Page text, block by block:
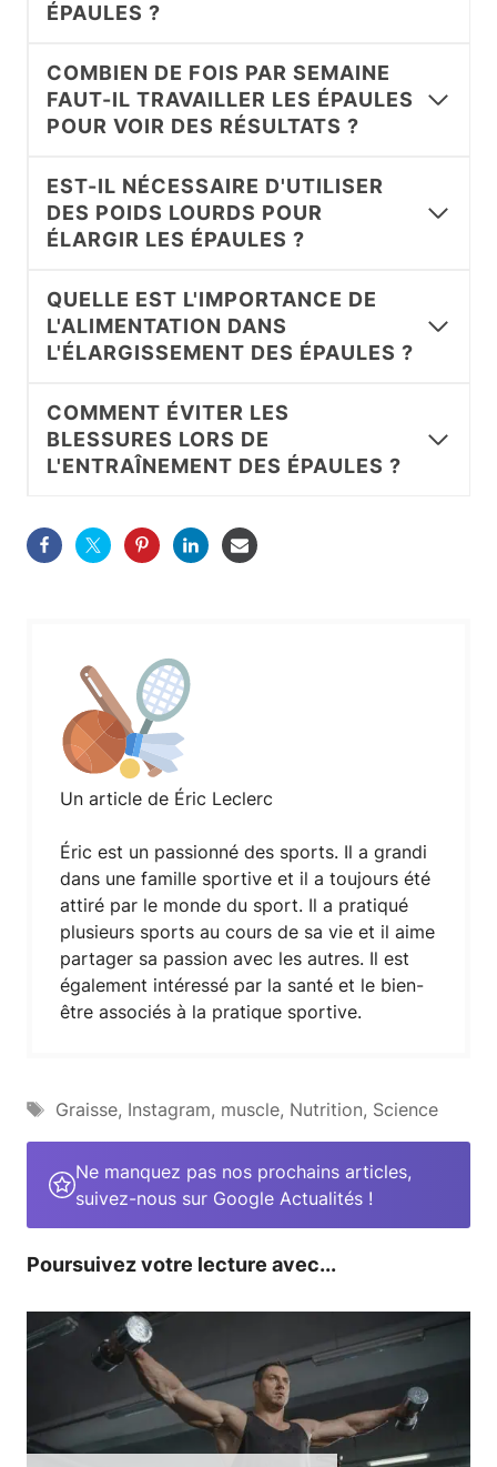
ÉPAULES ?
COMBIEN DE FOIS PAR SEMAINE
FAUT-IL TRAVAILLER LES ÉPAULES
POUR VOIR DES RÉSULTATS ?
EST-IL NÉCESSAIRE D'UTILISER
DES POIDS LOURDS POUR
ÉLARGIR LES ÉPAULES ?
QUELLE EST L'IMPORTANCE DE
L'ALIMENTATION DANS
L'ÉLARGISSEMENT DES ÉPAULES ?
COMMENT ÉVITER LES
BLESSURES LORS DE
L'ENTRAÎNEMENT DES ÉPAULES ?
Un article de Éric Leclerc
Éric est un passionné des sports. Il a grandi
dans une famille sportive et il a toujours été
attiré par le monde du sport. Il a pratiqué
plusieurs sports au cours de sa vie et il aime
partager sa passion avec les autres. Il est
également intéressé par la santé et le bien-
être associés à la pratique sportive.
Étiquettes
Graisse, Instagram, muscle, Nutrition, Science
Ne manquez pas nos prochains articles,
suivez-nous sur Google Actualités !
Poursuivez votre lecture avec...